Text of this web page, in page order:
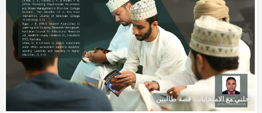
رحلتي مع الامتحانات: قصة طالبين